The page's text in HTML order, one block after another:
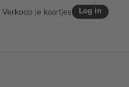
Log in
Verkoop je kaartjes